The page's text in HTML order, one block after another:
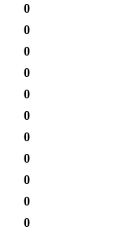
0
0
0
0
0
0
0
0
0
0
0